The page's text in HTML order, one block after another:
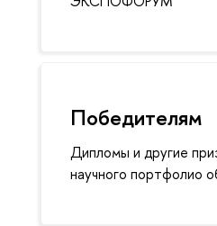
Победителям
Дипломы и другие
научного портфолио